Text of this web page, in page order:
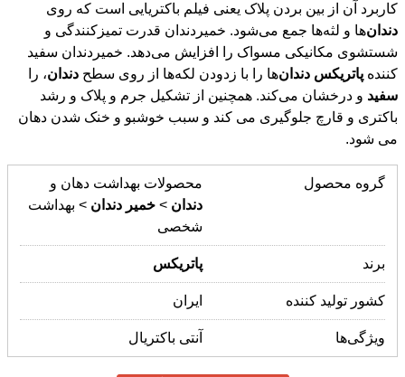
کاربرد آن از بین بردن پلاک یعنی فیلم باکتریایی است که روی
دندان‌ها و لثه‌ها جمع می‌شود. خمیردندان قدرت تمیزکنندگی و
شستشوی مکانیکی مسواک را افزایش می‌دهد. خميردندان سفيد
كننده پاتریکس دندان‌ها را با زدودن لکه‌ها از روی سطح دندان، را
سفید و درخشان می‌کند. همچنین از تشکیل جرم و پلاک و رشد
باکتری و قارچ جلوگیری می کند و سبب خوشبو و خنک شدن دهان
می شود.
گروه محصول
محصولات بهداشت دهان و
دندان > خمیر دندان > بهداشت
شخصی
برند پاتریکس
کشور تولید کننده ایران
ویژگی‌ها آنتی باکتریال